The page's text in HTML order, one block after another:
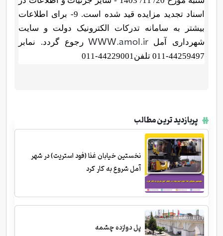
اسناد تجدید مزایده قید شده است. 9- برای اطلاعات
بیشتر به سامانه تدرکات الکترونیک دولت و سایت
شهرداری آمل WWW.amol.ir رجوع گردد. نمابر
44259497-011 تلفن44229001-011
پربازدید ترین مطالب
نخستین خیابان غذا (فود استریت) در شهر
آمل شروع به کار کرد
پل دوازده چشمه